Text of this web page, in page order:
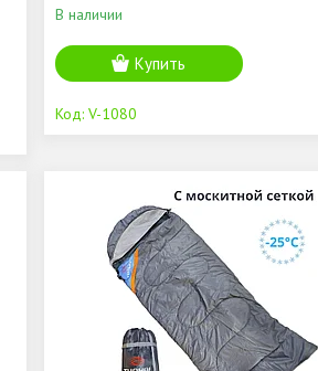
В наличии
Купить
V-1080